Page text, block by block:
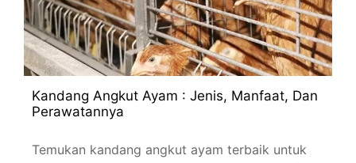
Kandang Angkut Ayam : Jenis, Manfaat, Dan
Perawatannya
Temukan kandang angkut ayam terbaik untuk